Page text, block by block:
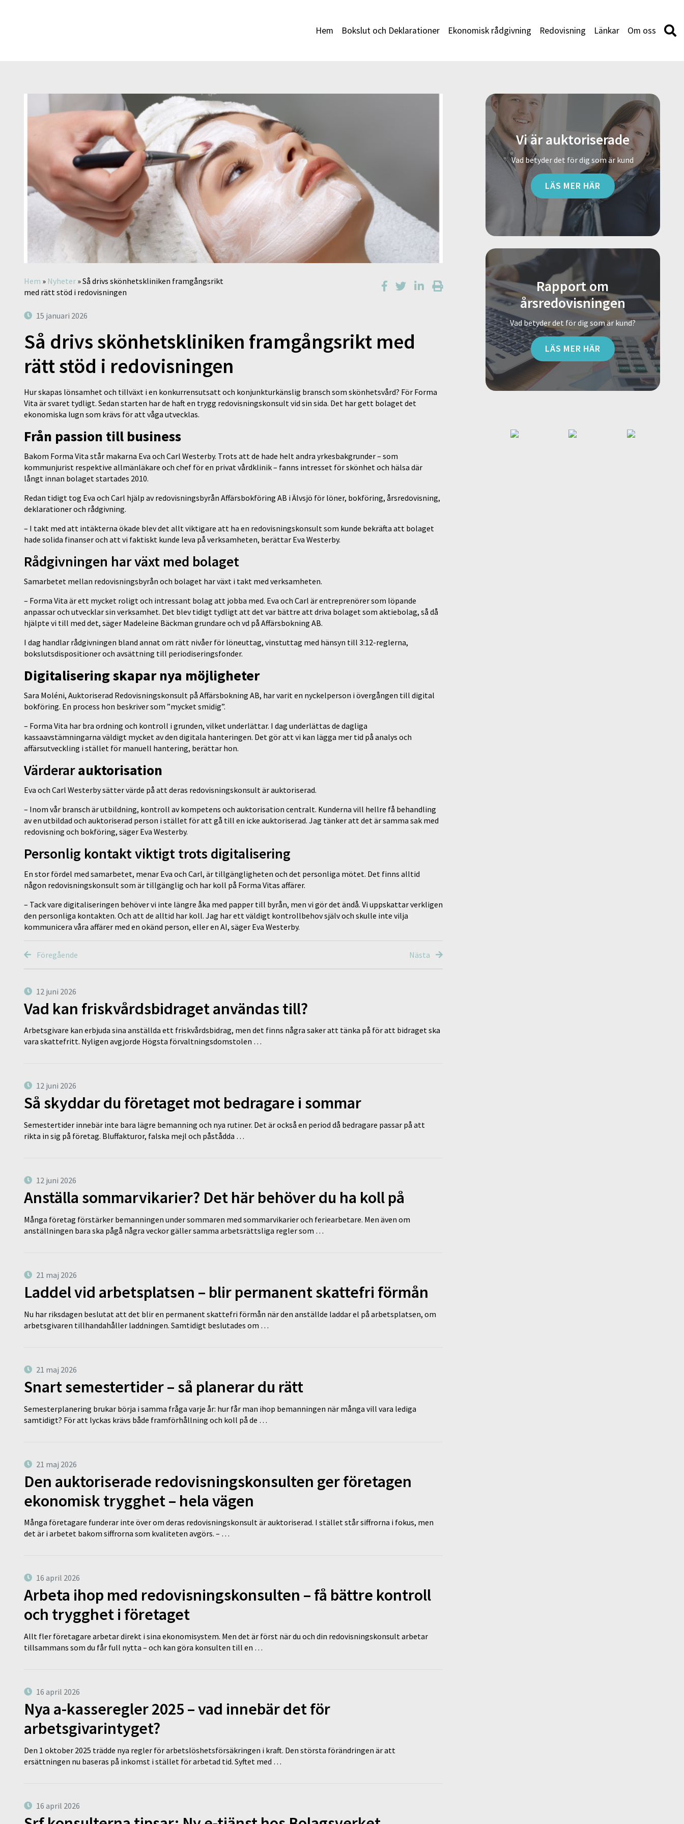
Hem Bokslut och Deklarationer Ekonomisk rådgivning Redovisning Länkar Om oss
Hem » Nyheter »Så drivs skönhetskliniken framgångsrikt
med rätt stöd i redovisningen
15 januari 2026
Så drivs skönhetskliniken framgångsrikt med
rätt stöd i redovisningen
Hur skapas lönsamhet och tillväxt i en konkurrensutsatt och konjunkturkänslig bransch som skönhetsvård? För Forma
Vita är svaret tydligt. Sedan starten har de haft en trygg redovisningskonsult vid sin sida. Det har gett bolaget det
ekonomiska lugn som krävs för att våga utvecklas.
Från passion till business
Bakom Forma Vita står makarna Eva och Carl Westerby. Trots att de hade helt andra yrkesbakgrunder – som
kommunjurist respektive allmänläkare och chef för en privat vårdklinik – fanns intresset för skönhet och hälsa där
långt innan bolaget startades 2010.
Redan tidigt tog Eva och Carl hjälp av redovisningsbyrån Affärsbokföring AB i Älvsjö för löner, bokföring, årsredovisning,
deklarationer och rådgivning.
– I takt med att intäkterna ökade blev det allt viktigare att ha en redovisningskonsult som kunde bekräfta att bolaget
hade solida finanser och att vi faktiskt kunde leva på verksamheten, berättar Eva Westerby.
Rådgivningen har växt med bolaget
Samarbetet mellan redovisningsbyrån och bolaget har växt i takt med verksamheten.
– Forma Vita är ett mycket roligt och intressant bolag att jobba med. Eva och Carl är entreprenörer som löpande
anpassar och utvecklar sin verksamhet. Det blev tidigt tydligt att det var bättre att driva bolaget som aktiebolag, så då
hjälpte vi till med det, säger Madeleine Bäckman grundare och vd på Affärsbokning AB.
I dag handlar rådgivningen bland annat om rätt nivåer för löneuttag, vinstuttag med hänsyn till 3:12-reglerna,
bokslutsdispositioner och avsättning till periodiseringsfonder.
Digitalisering skapar nya möjligheter
Sara Moléni, Auktoriserad Redovisningskonsult på Affärsbokning AB, har varit en nyckelperson i övergången till digital
bokföring. En process hon beskriver som ”mycket smidig”.
– Forma Vita har bra ordning och kontroll i grunden, vilket underlättar. I dag underlättas de dagliga
kassaavstämningarna väldigt mycket av den digitala hanteringen. Det gör att vi kan lägga mer tid på analys och
affärsutveckling i stället för manuell hantering, berättar hon.
Värderarauktorisation
Eva och Carl Westerby sätter värde på att deras redovisningskonsult är auktoriserad.
– Inom vår bransch är utbildning, kontroll av kompetens och auktorisation centralt. Kunderna vill hellre få behandling
av en utbildad och auktoriserad person i stället för att gå till en icke auktoriserad. Jag tänker att det är samma sak med
redovisning och bokföring, säger Eva Westerby.
Personlig kontakt viktigt trots digitalisering
En stor fördel med samarbetet, menar Eva och Carl, är tillgängligheten och det personliga mötet. Det finns alltid
någon redovisningskonsult som är tillgänglig och har koll på Forma Vitas affärer.
– Tack vare digitaliseringen behöver vi inte längre åka med papper till byrån, men vi gör det ändå. Vi uppskattar verkligen
den personliga kontakten. Och att de alltid har koll. Jag har ett väldigt kontrollbehov själv och skulle inte vilja
kommunicera våra affärer med en okänd person, eller en AI, säger Eva Westerby.
Föregående Nästa
12 juni 2026
Vad kan friskvårdsbidraget användas till?
Arbetsgivare kan erbjuda sina anställda ett friskvårdsbidrag, men det finns några saker att tänka på för att bidraget ska
vara skattefritt. Nyligen avgjorde Högsta förvaltningsdomstolen …
12 juni 2026
Så skyddar du företaget mot bedragare i sommar
Semestertider innebär inte bara lägre bemanning och nya rutiner. Det är också en period då bedragare passar på att
rikta in sig på företag. Bluffakturor, falska mejl och påstådda …
12 juni 2026
Anställa sommarvikarier? Det här behöver du ha koll på
Många företag förstärker bemanningen under sommaren med sommarvikarier och feriearbetare. Men även om
anställningen bara ska pågå några veckor gäller samma arbetsrättsliga regler som …
21 maj 2026
Laddel vid arbetsplatsen – blir permanent skattefri förmån
Nu har riksdagen beslutat att det blir en permanent skattefri förmån när den anställde laddar el på arbetsplatsen, om
arbetsgivaren tillhandahåller laddningen. Samtidigt beslutades om …
21 maj 2026
Snart semestertider – så planerar du rätt
Semesterplanering brukar börja i samma fråga varje år: hur får man ihop bemanningen när många vill vara lediga
samtidigt? För att lyckas krävs både framförhållning och koll på de …
21 maj 2026
Den auktoriserade redovisningskonsulten ger företagen
ekonomisk trygghet – hela vägen
Många företagare funderar inte över om deras redovisningskonsult är auktoriserad. I stället står siffrorna i fokus, men
det är i arbetet bakom siffrorna som kvaliteten avgörs. – …
16 april 2026
Arbeta ihop med redovisningskonsulten – få bättre kontroll
och trygghet i företaget
Allt fler företagare arbetar direkt i sina ekonomisystem. Men det är först när du och din redovisningskonsult arbetar
tillsammans som du får full nytta – och kan göra konsulten till en …
16 april 2026
Nya a-kasseregler 2025 – vad innebär det för
arbetsgivarintyget?
Den 1 oktober 2025 trädde nya regler för arbetslöshetsförsäkringen i kraft. Den största förändringen är att
ersättningen nu baseras på inkomst i stället för arbetad tid. Syftet med …
16 april 2026
Vi är auktoriserade
Vad betyder det för dig som är kund
LÄS MER HÄR
Rapport om
årsredovisningen
Vad betyder det för dig som är kund?
LÄS MER HÄR